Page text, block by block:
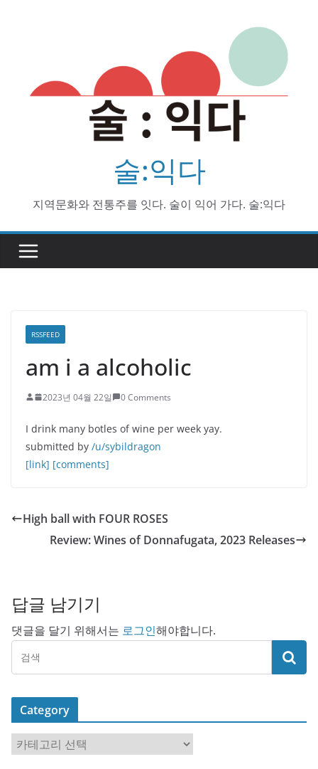
술:익다
지역문화와 전통주를 잇다. 술이 익어 가다. 술:익다
RSSFEED
am i a alcoholic
2023년 04월 22일 0 Comments
I drink many botles of wine per week yay.
submitted by /u/sybildragon
[link] [comments]
High ball with FOUR ROSES
Review: Wines of Donnafugata, 2023 Releases
답글 남기기
댓글을 달기 위해서는 로그인해야합니다.
Category
a